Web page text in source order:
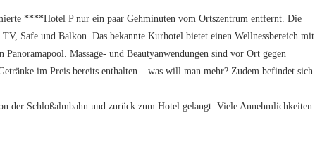
****Hotel P nur ein paar Gehminuten vom Ortszentrum entfernt. Die
Safe und Balkon. Das bekannte Kurhotel bietet einen Wellnessbereich mit
Massage- und Beautyanwendungen sind vor Ort gegen
im Preis bereits enthalten – was will man mehr? Zudem befindet sich
der Schloßalmbahn und zurück zum Hotel gelangt. Viele Annehmlichkeiten